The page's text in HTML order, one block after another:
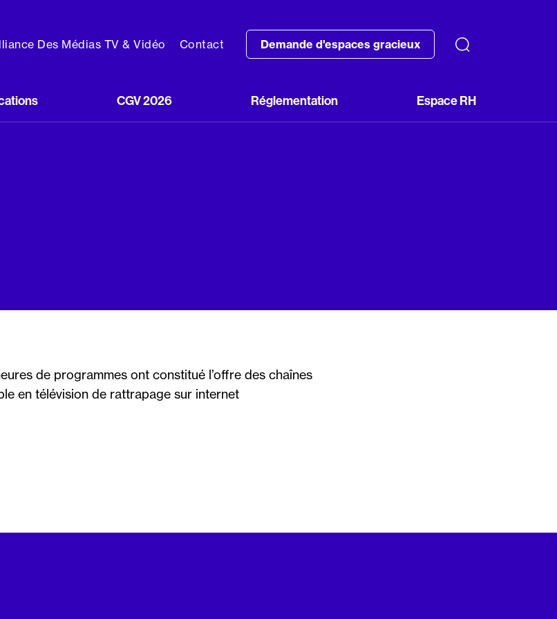
Des Médias TV & Vidéo Contact Demande d'espaces gracieux
CGV 2026 Réglementation Espace RH
de programmes ont constitué l’offre des chaînes
en télévision de rattrapage sur internet